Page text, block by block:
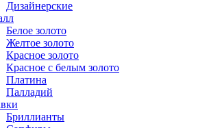
Дизайнерские
Белое золото
Желтое золото
Красное золото
Красное с белым золото
Платина
Палладий
Бриллианты